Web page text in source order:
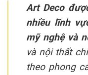
Art Deco
nhiều lĩnh
mỹ nghệ và
và nội thất
theo phong